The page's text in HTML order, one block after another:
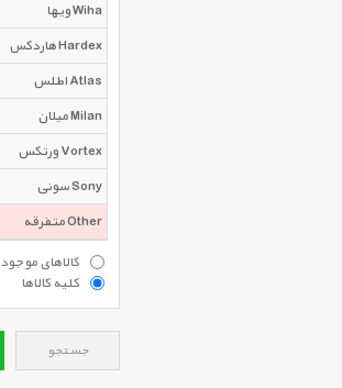
ویها Wiha
هاردکس Hardex
اطلس Atlas
میلان Milan
ورتکس Vortex
سونی Sony
متفرقه Other
کالاهای موجود
کلیه کالاها
جستجو